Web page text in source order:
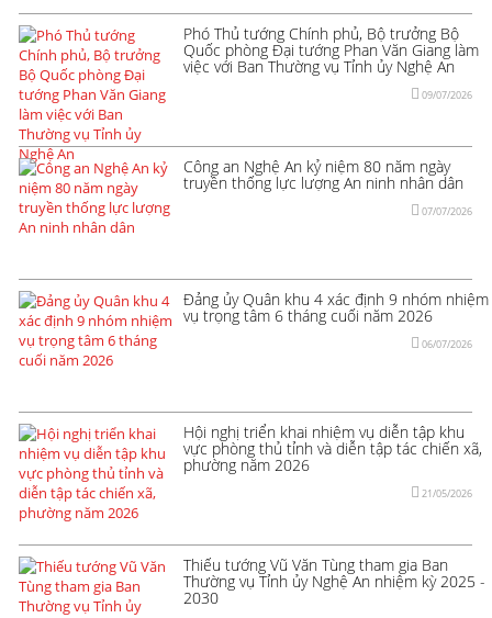
Phó Thủ tướng Chính phủ, Bộ trưởng Bộ
Quốc phòng Đại tướng Phan Văn Giang làm
việc với Ban Thường vụ Tỉnh ủy Nghệ An
09/07/2026
Công an Nghệ An kỷ niệm 80 năm ngày
truyền thống lực lượng An ninh nhân dân
07/07/2026
Đảng ủy Quân khu 4 xác định 9 nhóm nhiệm
vụ trọng tâm 6 tháng cuối năm 2026
06/07/2026
Hội nghị triển khai nhiệm vụ diễn tập khu
vực phòng thủ tỉnh và diễn tập tác chiến xã,
phường năm 2026
21/05/2026
Thiếu tướng Vũ Văn Tùng tham gia Ban
Thường vụ Tỉnh ủy Nghệ An nhiệm kỳ 2025 -
2030